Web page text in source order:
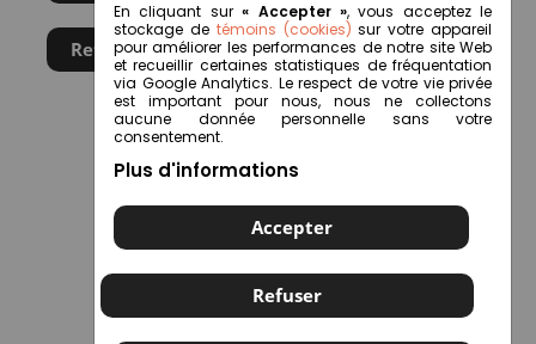
Retour
En cliquant sur« Accepter », vous acceptez le
stockage de témoins (cookies) sur votre appareil
pour améliorer les performances de notre site Web
et recueillir certaines statistiques de fréquentation
via Google Analytics. Le respect de votre vie privée
est important pour nous, nous ne collectons
aucune donnée personnelle sans votre
consentement.
Plus d'informations
Accepter
Refuser